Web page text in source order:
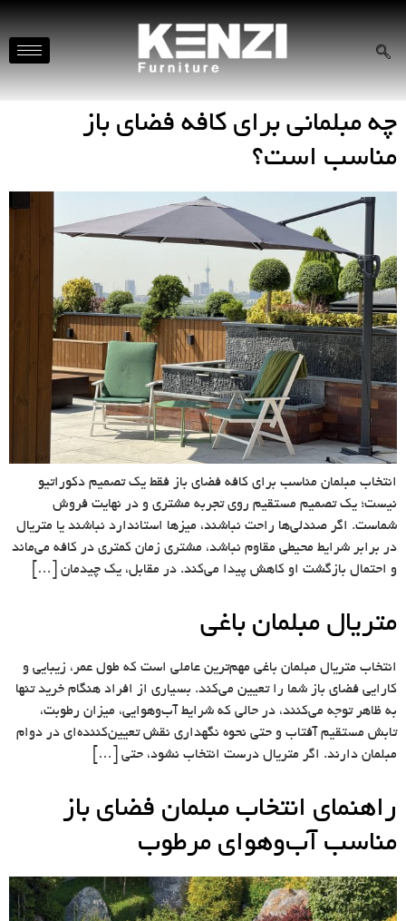
چه مبلمانی برای کافه فضای باز
مناسب است؟
انتخاب مبلمان مناسب برای کافه فضای باز فقط یک تصمیم دکوراتیو
نیست؛ یک تصمیم مستقیم روی تجربه مشتری و در نهایت فروش
شماست. اگر صندلی‌ها راحت نباشند، میزها استاندارد نباشند یا متریال
در برابر شرایط محیطی مقاوم نباشد، مشتری زمان کمتری در کافه می‌ماند
و احتمال بازگشت او کاهش پیدا می‌کند. در مقابل، یک چیدمان […]
متریال مبلمان باغی
انتخاب متریال مبلمان باغی مهم‌ترین عاملی است که طول عمر، زیبایی و
کارایی فضای باز شما را تعیین می‌کند. بسیاری از افراد هنگام خرید تنها
به ظاهر توجه می‌کنند، در حالی که شرایط آب‌وهوایی، میزان رطوبت،
تابش مستقیم آفتاب و حتی نحوه نگهداری نقش تعیین‌کننده‌ای در دوام
مبلمان دارند. اگر متریال درست انتخاب نشود، حتی […]
راهنمای انتخاب مبلمان فضای باز
مناسب آب‌وهوای مرطوب